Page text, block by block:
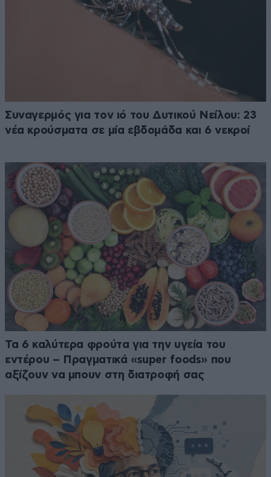
Συναγερμός για τον ιό του Δυτικού Νείλου: 23
νέα κρούσματα σε μία εβδομάδα και 6 νεκροί
Τα 6 καλύτερα φρούτα για την υγεία του
εντέρου – Πραγματικά «super foods» που
αξίζουν να μπουν στη διατροφή σας